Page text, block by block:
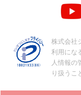
株式会社
利用にな
人情報の
り扱うこ